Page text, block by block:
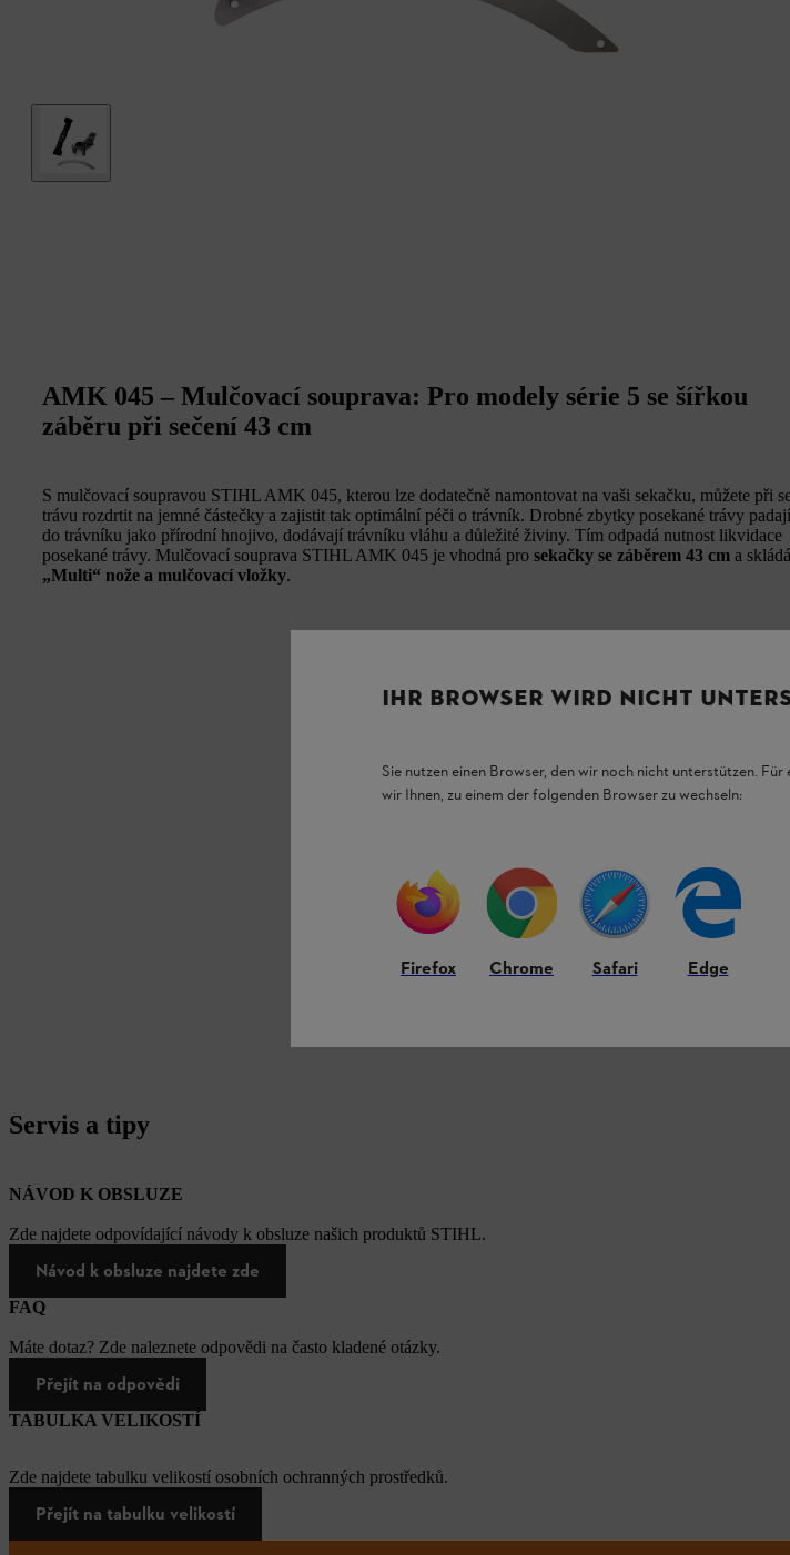
AMK 045 – Mulčovací souprava: Pro modely série 5 se šířkou
záběru při sečení 43 cm
S mulčovací soupravou STIHL AMK 045, kterou lze dodatečně namontovat na vaši sekačku, můžete při
trávu rozdrtit na jemné částečky a zajistit tak optimální péči o trávník. Drobné zbytky posekané trávy
do trávníku jako přírodní hnojivo, dodávají trávníku vláhu a důležité živiny. Tím odpadá nutnost likvidace
posekané trávy. Mulčovací souprava STIHL AMK 045 je vhodná pro sekačky se záběrem 43 cm a
„Multi“ nože a mulčovací vložky.
Servis a tipy
NÁVOD K OBSLUZE
Zde najdete odpovídající návody k obsluze našich produktů STIHL.
Návod k obsluze najdete zde
FAQ
Máte dotaz? Zde naleznete odpovědi na často kladené otázky.
Přejít na odpovědi
TABULKA VELIKOSTÍ
Zde najdete tabulku velikostí osobních ochranných prostředků.
Přejít na tabulku velikostí
IHR BROWSER WIRD NICHT
Sie nutzen einen Browser, den wir noch nicht unterstützen.
wir Ihnen, zu einem der folgenden Browser zu wechseln:
Firefox Chrome Safari Edge